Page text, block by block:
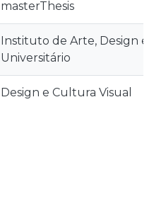
masterThesis
Instituto de Arte, Design e
Universitário
Design e Cultura Visual